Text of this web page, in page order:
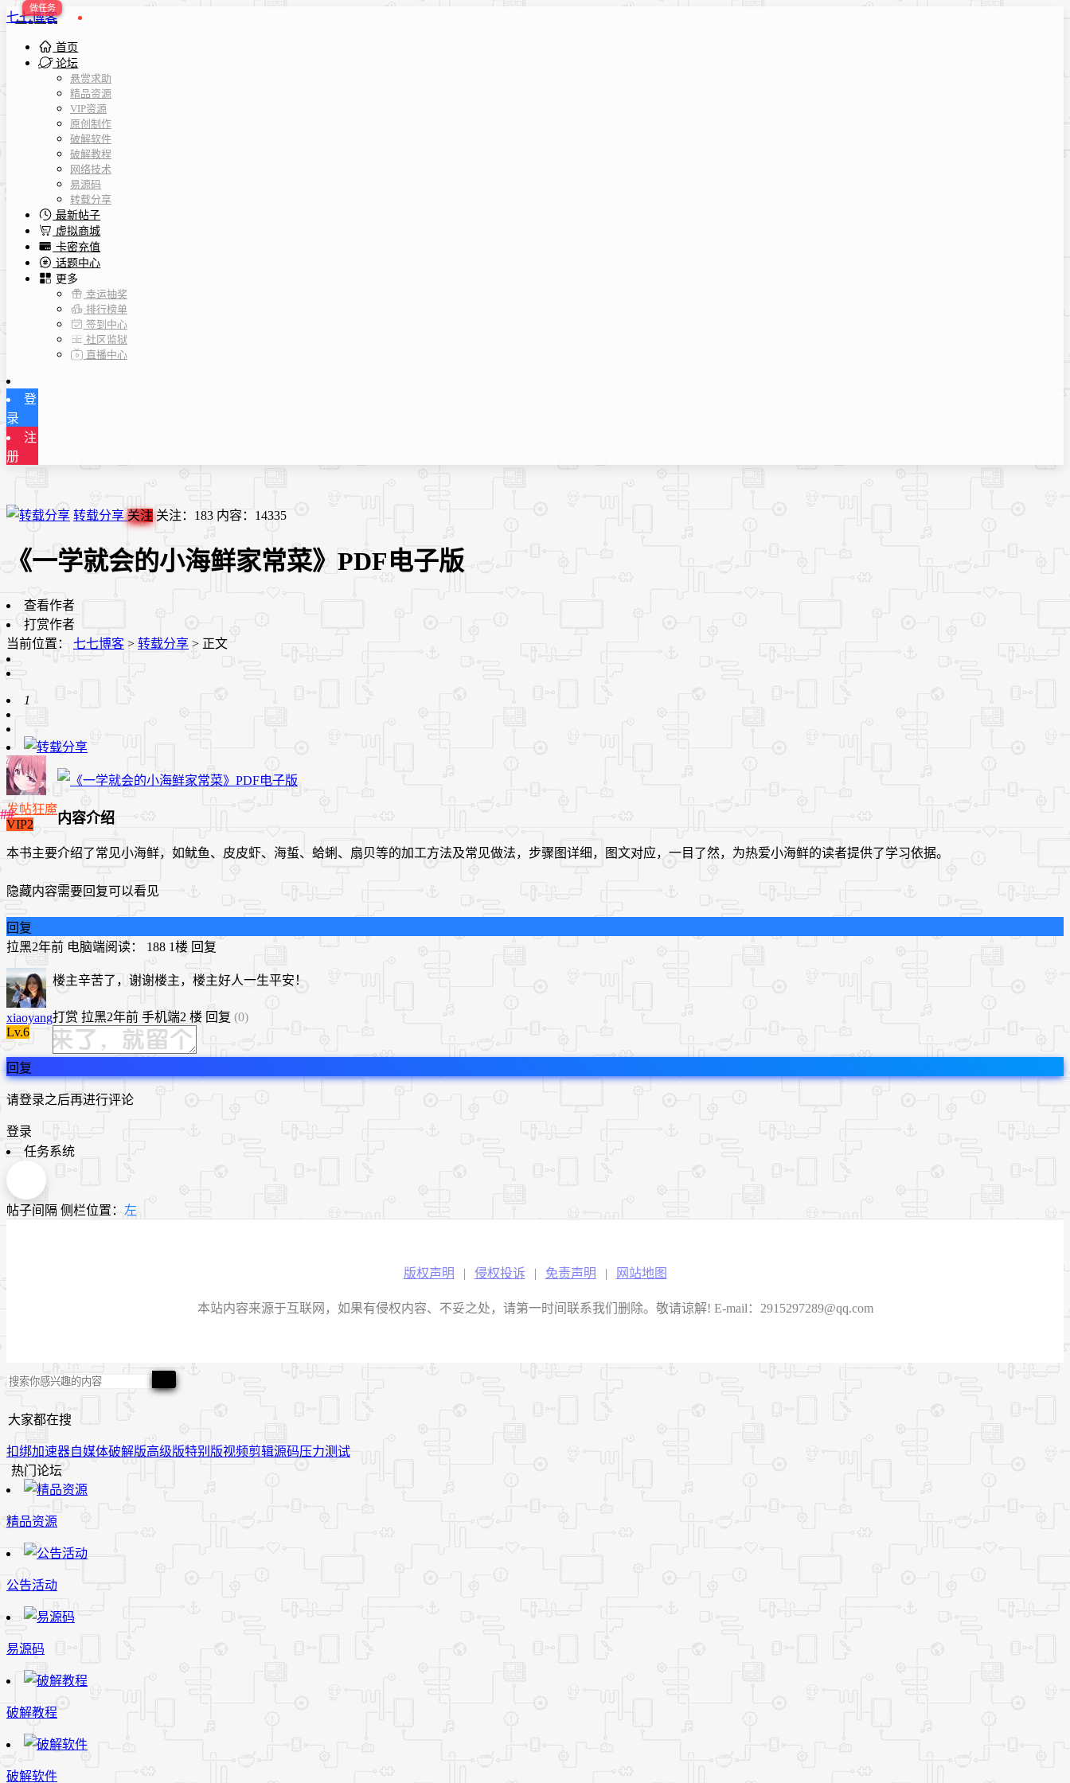
七七博客
首页
论坛
悬赏求助
精品资源
VIP资源
原创制作
破解软件
破解教程
网络技术
易源码
转载分享
最新帖子
虚拟商城
卡密充值
话题中心
更多
幸运抽奖
排行榜单
签到中心
社区监狱
直播中心
登
录
注
册
转载分享关注 关注： 183 内容： 14335
《一学就会的小海鲜家常菜》PDF电子版
查看作者
打赏作者
当前位置： 七七博客 > 转载分享 > 正文
1
发帖狂魔
VIP2
内容介绍
本书主要介绍了常见小海鲜，如鱿鱼、皮皮虾、海蜇、蛤蜊、扇贝等的加工方法及常见做法，步骤图详细，图文对应，一目了然，为热爱小海鲜的读者提供了学习依据。
隐藏内容需要回复可以看见
回复
拉黑2年前 电脑端阅读： 188 1楼 回复
xiaoyang
Lv.6
楼主辛苦了，谢谢楼主，楼主好人一生平安！
打赏 拉黑2年前 手机端2 楼 回复 (0)
回复
请登录之后再进行评论
登录
任务系统
帖子间隔 侧栏位置： 左
版权声明 | 侵权投诉 | 免责声明 | 网站地图
本站内容来源于互联网，如果有侵权内容、不妥之处，请第一时间联系我们删除。敬请谅解! E-mail：2915297289@qq.com
大家都在搜
扣绑加速器自媒体破解版高级版特别版视频剪辑源码压力测试
热门论坛
精品资源
公告活动
易源码
破解教程
破解软件